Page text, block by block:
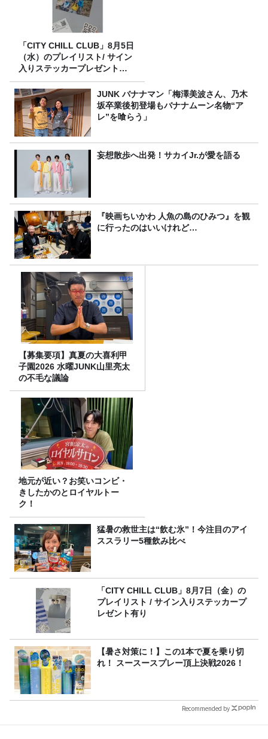
「CITY CHILL CLUB」8月5日
（水）のプレイリスト/ サイン
入りステッカープレゼント有
り
JUNK バナナマン「梅澤美波さん、乃木
坂卒業後初登場もバナナムーン名物“ア
レ”を喰らう」
妄想散歩へ出発！サカイJr.が愛を語る
『映画ちいかわ 人魚の島のひみつ』を観
に行ったのはいいけれど…
【募集要項】真夏の大喜利甲
子園2026 水曜JUNK山里亮太
の不毛な議論
地元が近い？お笑いコンビ・
きしたかのとロイヤルトー
ク！
猛暑の救世主は“飲む氷”！今注目のアイ
ススラリー5種飲み比べ
「CITY CHILL CLUB」8月7日（金）の
プレイリスト / サイン入りステッカープ
レゼント有り
【暑さ対策に！】この1本で夏を乗り切
れ！ スースースプレー頂上決戦2026！
Recommended by